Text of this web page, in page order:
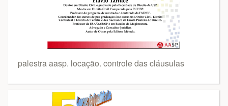
palestra aasp. locação. controle das cláusulas